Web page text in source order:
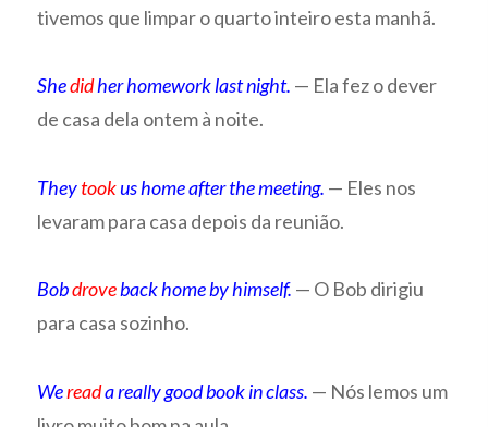
tivemos que limpar o quarto inteiro esta manhã.
Shedidher homework last night. — Ela fez o dever
de casa dela ontem à noite.
Theytookus home after the meeting. — Eles nos
levaram para casa depois da reunião.
Bobdroveback home by himself. — O Bob dirigiu
para casa sozinho.
Wereada really good book in class. — Nós lemos um